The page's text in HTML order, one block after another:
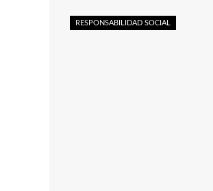
RESPONSABILIDAD SOCIAL